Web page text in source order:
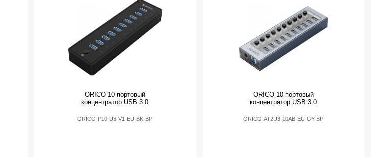
ORICO 10-портовый
концентратор USB 3.0
ORICO-P10-U3-V1-EU-BK-BP
ORICO 10-портовый
концентратор USB 3.0
ORICO-AT2U3-10AB-EU-GY-BP